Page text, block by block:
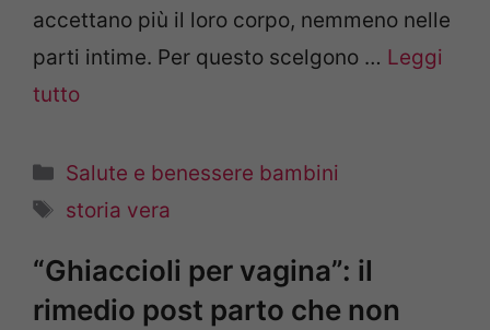
accettano più il loro corpo, nemmeno nelle
parti intime. Per questo scelgono … Leggi
tutto
Categorie
Salute e benessere bambini
Tag
storia vera
“Ghiaccioli per vagina”: il
rimedio post parto che non